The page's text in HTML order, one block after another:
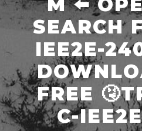
SEARCH
IEE2E-
FREE
C-